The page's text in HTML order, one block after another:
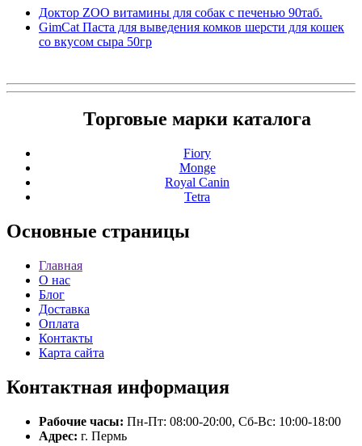
Доктор ZOO витамины для собак с печенью 90таб.
GimCat Паста для выведения комков шерсти для кошек
со вкусом сыра 50гр
Торговые марки каталога
Fiory
Monge
Royal Canin
Tetra
Основные страницы
Главная
О нас
Блог
Доставка
Оплата
Контакты
Карта сайта
Контактная информация
Рабочие часы: Пн-Пт: 08:00-20:00, Сб-Вс: 10:00-18:00
Адрес: г. Пермь